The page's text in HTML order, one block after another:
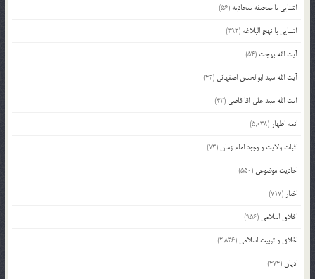
آشنایی با صحیفه سجادیه (56)
آشنایی با نهج البلاغه (392)
آیت الله بهجت (54)
آیت الله سید ابوالحسن اصفهانی (43)
آیت الله سید علی آقا قاضی (42)
ائمه اطهار (5,038)
اثبات ولایت و وجود امام زمان(73)
احادیث موضوعی (550)
اخبار (717)
اخلاق اسلامی (956)
اخلاق و تربیت اسلامی (2,836)
ادیان(474)